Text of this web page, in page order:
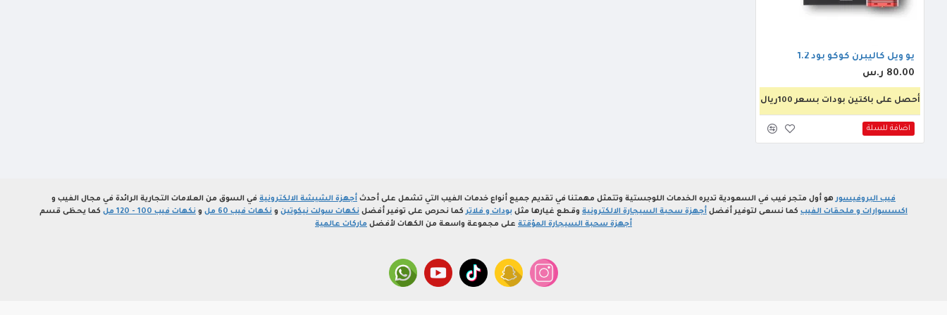
يو ويل كاليبرن كوكو بود 1.2
80.00 ر.س
أحصل على باكتين بودات بسعر 100ريال
اضافة للسلة
فيب البروفيسورهو أول متجر فيب في السعودية تديره الخدمات اللوجستية وتتمثل مهمتنا في تقديم جميع أنواع خدمات الفيب التي تشمل على أحدث أجهزة الشيشة الالكترونية في السوق من العلامات التجارية الرائدة في مجال الفيب و
اكسسوارات و ملحقات الفيب كما نسعى لتوفير أفضل أجهزة سحبة السيجارة الالكترونية وقطع غيارها مثل بودات و فلاتركما نحرص على توفير أفضل نكهات سولت نيكوتين و نكهات فيب 60 مل و نكهات فيب 100 - 120 مل
كما يحظى قسم
أجهزة سحبة السيجارة المؤقتة على مجموعة واسعة من الكهات لأفضل ماركات عالمية